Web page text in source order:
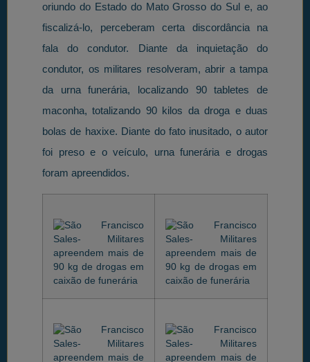
oriundo do Estado do Mato Grosso do Sul e, ao
fiscalizá-lo, perceberam certa discordância na
fala do condutor. Diante da inquietação do
condutor, os militares resolveram, abrir a tampa
da urna funerária, localizando 90 tabletes de
maconha, totalizando 90 kilos da droga e duas
bolas de haxixe. Diante do fato inusitado, o autor
foi preso e o veículo, urna funerária e drogas
foram apreendidos.